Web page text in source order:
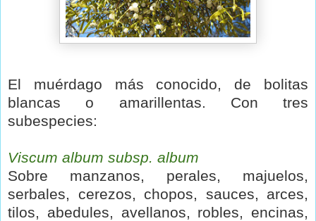
El muérdago más conocido, de bolitas
blancas o amarillentas. Con tres
subespecies:
Viscum album subsp. album
Sobre manzanos, perales, majuelos,
serbales, cerezos, chopos, sauces, arces,
tilos, abedules, avellanos, robles, encinas,